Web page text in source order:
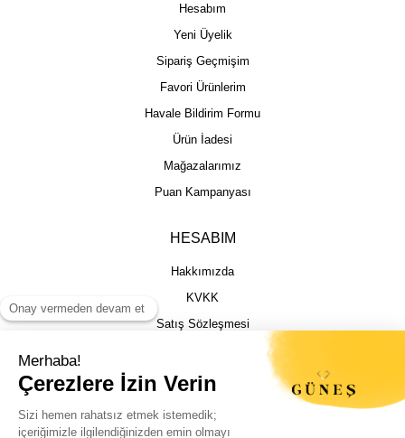
Hesabım
Yeni Üyelik
Sipariş Geçmişim
Favori Ürünlerim
Havale Bildirim Formu
Ürün İadesi
Mağazalarımız
Puan Kampanyası
HESABIM
Hakkımızda
KVKK
Satış Sözleşmesi
İptal İade Şartları
Kargo Takibi